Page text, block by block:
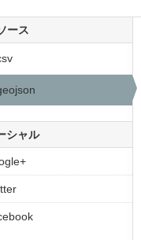
ース
シャル